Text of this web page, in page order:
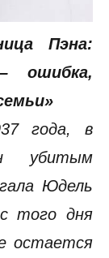
Пэна:
ошибка,
года, в
убитым
Юдель
того дня
остается